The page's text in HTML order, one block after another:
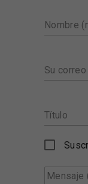
Nombre
Su
Título
Mensaje